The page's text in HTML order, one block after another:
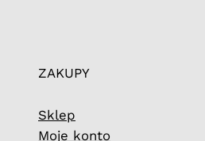
ZAKUPY
Sklep
Moje konto